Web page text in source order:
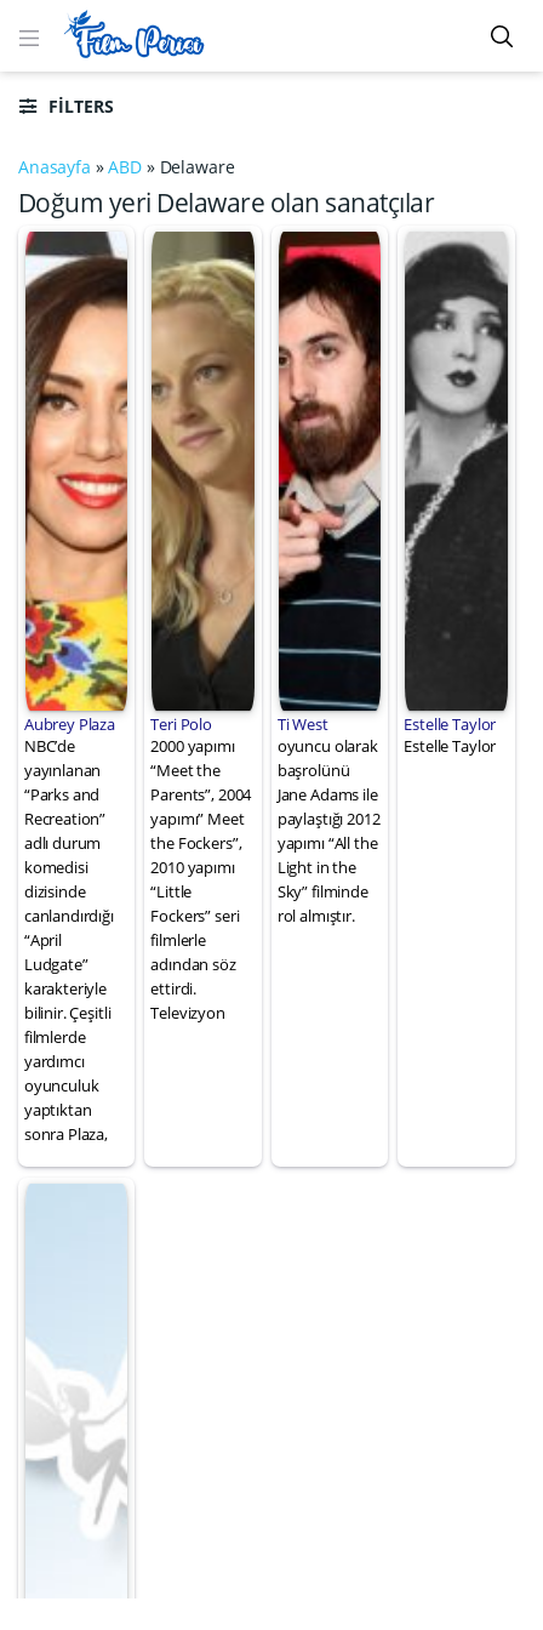
FILTERS
Anasayfa »ABD » Delaware
Doğum yeri Delaware olan sanatçılar
Aubrey Plaza
NBC’de
yayınlanan
“Parks and
Recreation”
adlı durum
komedisi
dizisinde
canlandırdığı
“April
Ludgate”
karakteriyle
bilinir. Çeşitli
filmlerde
yardımcı
oyunculuk
yaptıktan
sonra Plaza,
Teri Polo
2000 yapımı
“Meet the
Parents”, 2004
yapımı” Meet
the Fockers”,
2010 yapımı
“Little
Fockers” seri
filmlerle
adından söz
ettirdi.
Televizyon
Ti West
oyuncu olarak
başrolünü
Jane Adams ile
paylaştığı 2012
yapımı “All the
Light in the
Sky” filminde
rol almıştır.
Estelle Taylor
Estelle Taylor